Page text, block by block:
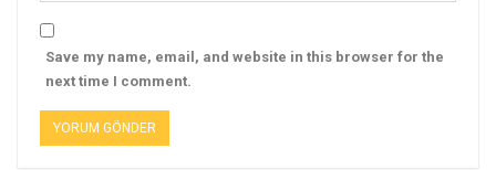
Save my name, email, and website in this browser for the
next time I comment.